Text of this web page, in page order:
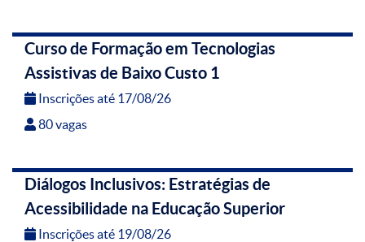
Curso de Formação em Tecnologias
Assistivas de Baixo Custo 1
Inscrições até 17/08/26
80 vagas
Diálogos Inclusivos: Estratégias de
Acessibilidade na Educação Superior
Inscrições até 19/08/26